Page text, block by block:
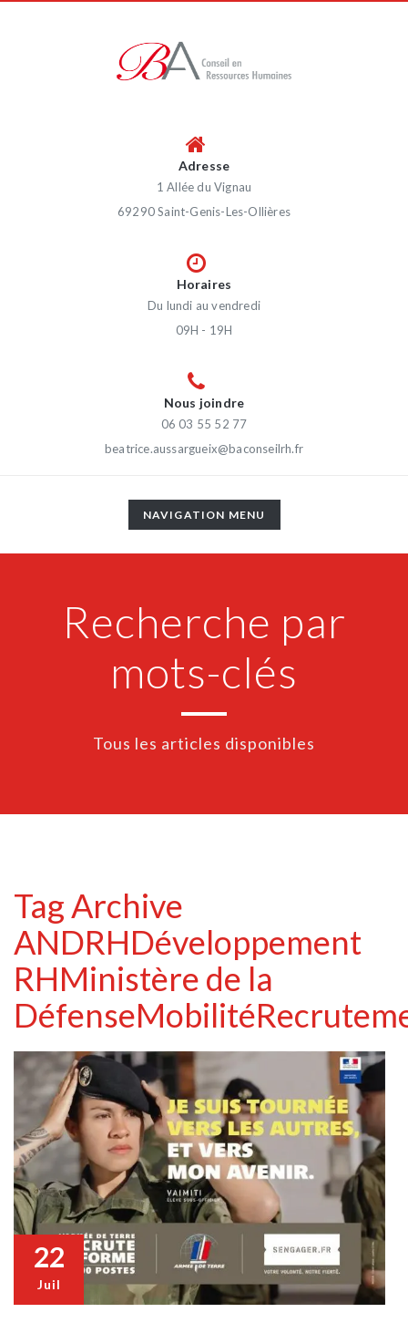
Adresse
1 Allée du Vignau
69290 Saint-Genis-Les-Ollières
Horaires
Du lundi au vendredi
09H - 19H
Nous joindre
06 03 55 52 77
beatrice.aussargueix@baconseilrh.fr
TOGGLE
NAVIGATION
NAVIGATION MENU
Recherche par
mots-clés
Tous les articles disponibles
Tag Archive
ANDRHDéveloppement
RHMinistère de la
DéfenseMobilité
22
Juil